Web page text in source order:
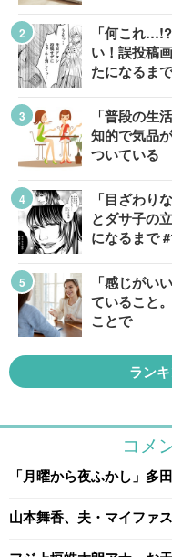
「何これ
い！誤投稿
たになるまで
「普段の生
知的で気品
ついている
「目ざわり
とダサ子の
になるまで
「感じがい
ていること
ことで
ラン